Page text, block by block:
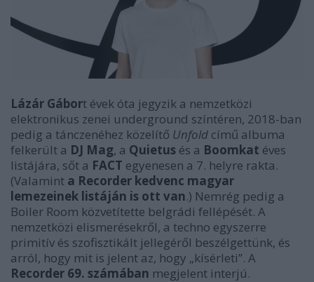
Lázár Gábort évek óta jegyzik a nemzetközi
elektronikus zenei underground színtéren, 2018-ban
pedig a tánczenéhez közelítő Unfold című albuma
felkerült a DJ Mag, a Quietus és a Boomkat éves
listájára, sőt a FACT egyenesen a 7. helyre rakta.
(Valamint a Recorder kedvenc magyar
lemezeinek listáján is ott van.) Nemrég pedig a
Boiler Room közvetítette belgrádi fellépését. A
nemzetközi elismerésekről, a techno egyszerre
primitív és szofisztikált jellegéről beszélgettünk, és
arról, hogy mit is jelent az, hogy „kísérleti”. A
Recorder 69. számában megjelent interjú.